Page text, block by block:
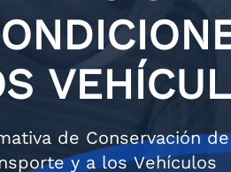
de Conservación
y a los Vehículos